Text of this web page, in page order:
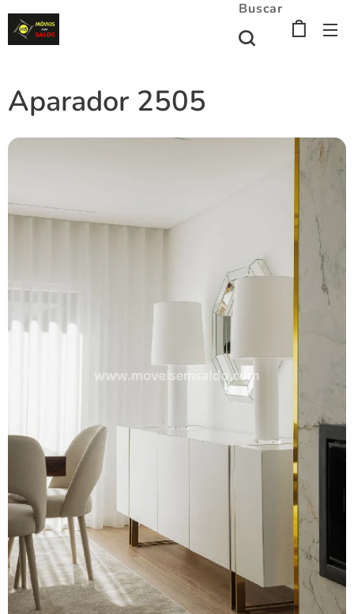
Buscar
Aparador 2505